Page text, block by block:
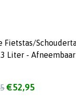
Zwart - 13 Liter - Afneembaar
€52,95